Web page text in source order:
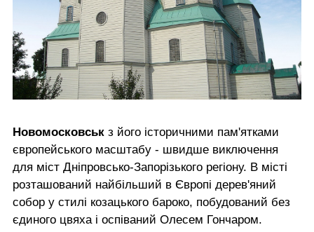
Новомосковськ з його історичними пам'ятками
європейського масштабу - швидше виключення
для міст Дніпровсько-Запорізького регіону. В місті
розташований найбільший в Європі дерев'яний
собор у стилі козацького бароко, побудований без
єдиного цвяха і оспіваний Олесем Гончаром.